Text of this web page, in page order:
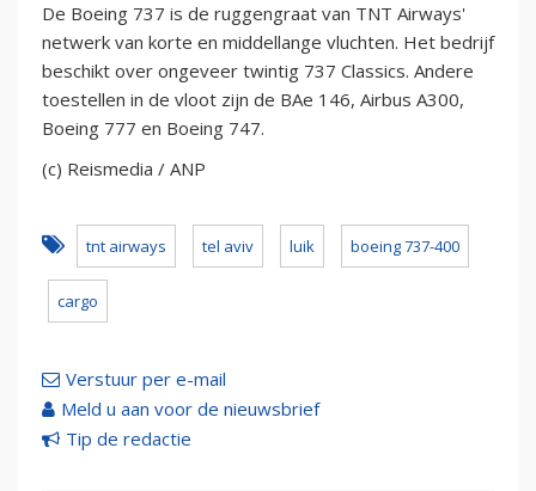
De Boeing 737 is de ruggengraat van TNT Airways'
netwerk van korte en middellange vluchten. Het bedrijf
beschikt over ongeveer twintig 737 Classics. Andere
toestellen in de vloot zijn de BAe 146, Airbus A300,
Boeing 777 en Boeing 747.
(c) Reismedia / ANP
tnt airways tel aviv luik boeing 737-400
cargo
Verstuur per e-mail
Meld u aan voor de nieuwsbrief
Tip de redactie